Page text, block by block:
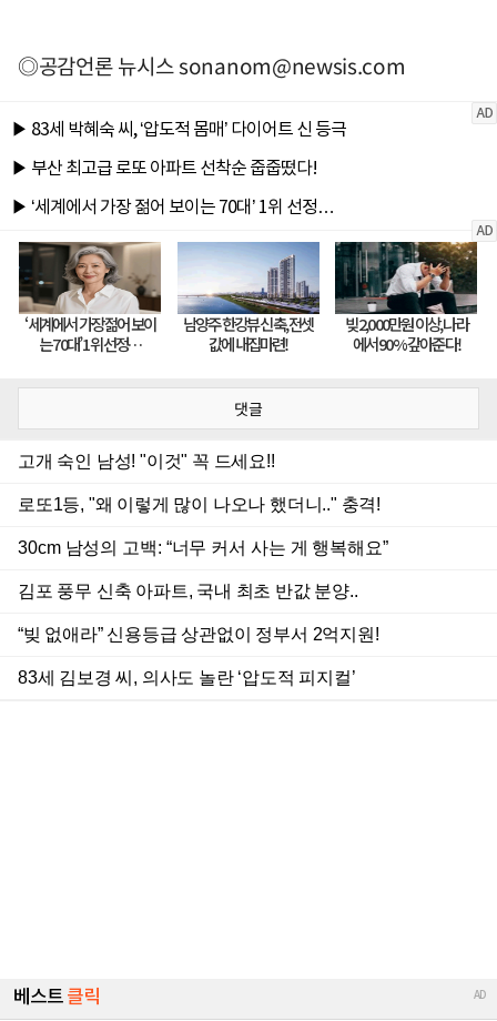
◎공감언론 뉴시스sonanom@newsis.com
댓글